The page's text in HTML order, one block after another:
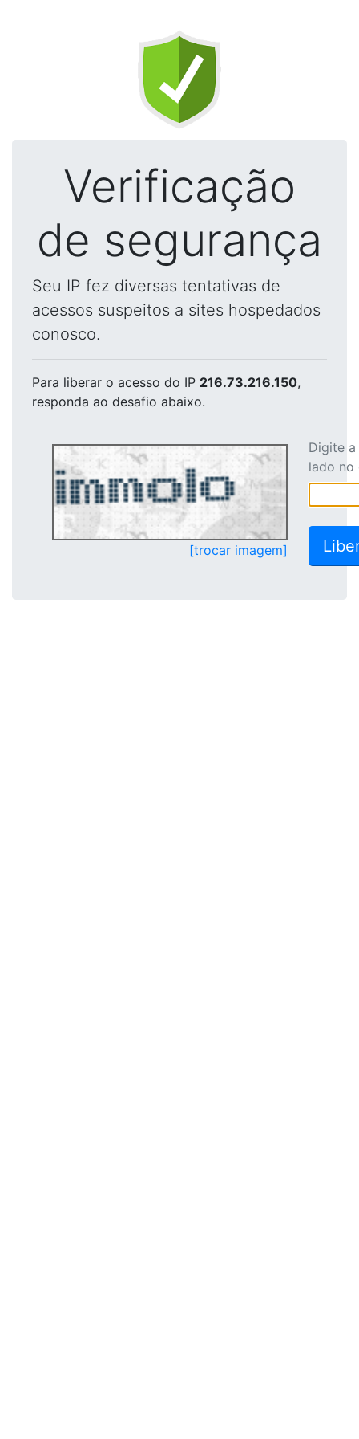
Verificação
de segurança
Seu IP fez diversas tentativas de
acessos suspeitos a sites hospedados
conosco.
Para liberar o acesso do IP 216.73.216.150,
responda ao desafio abaixo.
[trocar imagem]
Digite
lado no